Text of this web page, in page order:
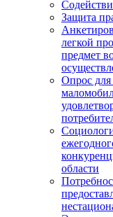
Защита
легкой
предмет
Опрос для
области